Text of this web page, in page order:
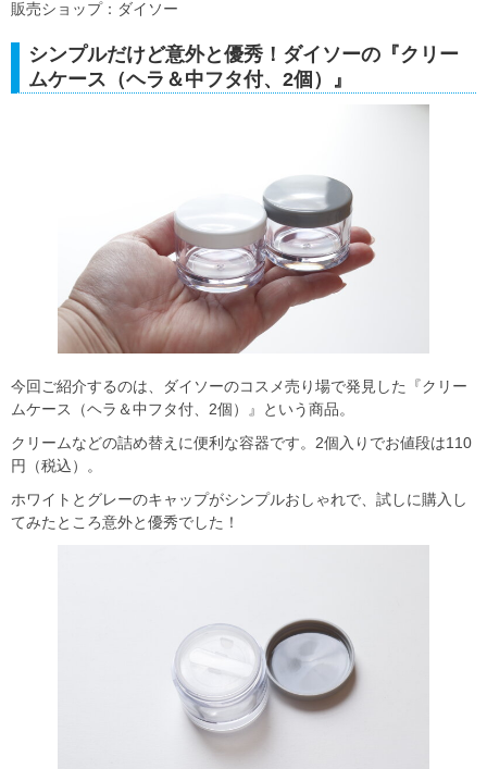
販売ショップ：ダイソー
シンプルだけど意外と優秀！ダイソーの『クリー
ムケース（ヘラ＆中フタ付、2個）』
今回ご紹介するのは、ダイソーのコスメ売り場で発見した『クリー
ムケース（ヘラ＆中フタ付、2個）』という商品。
クリームなどの詰め替えに便利な容器です。2個入りでお値段は110
円（税込）。
ホワイトとグレーのキャップがシンプルおしゃれで、試しに購入し
てみたところ意外と優秀でした！